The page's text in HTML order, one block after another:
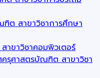
ต สาขาวิชาการศึกษา
ขาวิชาคอมพิวเตอร์
ครุศาสตรบัณฑิต สาขาวิชา